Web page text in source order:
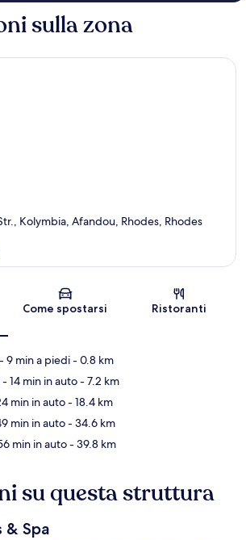
sulla zona
Kolymbia, Afandou, Rhodes, Rhodes
Come spostarsi Ristoranti
- 9 min a piedi- 0.8 km
- 14 min in auto- 7.2 km
min in auto- 18.4 km
min in auto- 34.6 km
min in auto- 39.8 km
su questa struttura
& Spa